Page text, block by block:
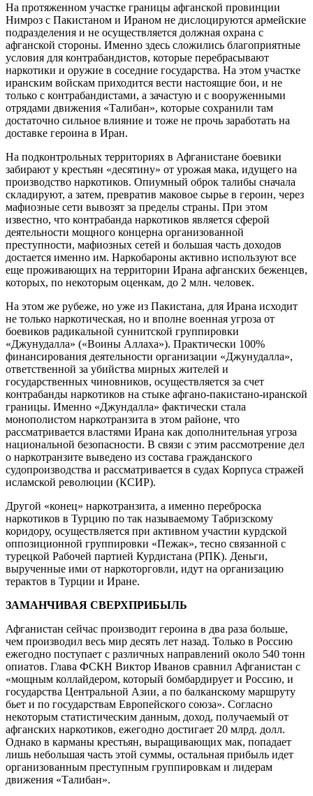
На протяженном участке границы афганской провинции
Нимроз с Пакистаном и Ираном не дислоцируются армейские
подразделения и не осуществляется должная охрана с
афганской стороны. Именно здесь сложились благоприятные
условия для контрабандистов, которые перебрасывают
наркотики и оружие в соседние государства. На этом участке
иранским войскам приходится вести настоящие бои, и не
только с контрабандистами, а зачастую и с вооруженными
отрядами движения «Талибан», которые сохранили там
достаточно сильное влияние и тоже не прочь заработать на
доставке героина в Иран.
На подконтрольных территориях в Афганистане боевики
забирают у крестьян «десятину» от урожая мака, идущего на
производство наркотиков. Опиумный оброк талибы сначала
складируют, а затем, превратив маковое сырье в героин, через
мафиозные сети вывозят за пределы страны. При этом
известно, что контрабанда наркотиков является сферой
деятельности мощного концерна организованной
преступности, мафиозных сетей и большая часть доходов
достается именно им. Наркобароны активно используют все
еще проживающих на территории Ирана афганских беженцев,
которых, по некоторым оценкам, до 2 млн. человек.
На этом же рубеже, но уже из Пакистана, для Ирана исходит
не только наркотическая, но и вполне военная угроза от
боевиков радикальной суннитской группировки
«Джунудалла» («Воины Аллаха»). Практически 100%
финансирования деятельности организации «Джунудалла»,
ответственной за убийства мирных жителей и
государственных чиновников, осуществляется за счет
контрабанды наркотиков на стыке афгано-пакистано-иранской
границы. Именно «Джундалла» фактически стала
монополистом наркотранзита в этом районе, что
рассматривается властями Ирана как дополнительная угроза
национальной безопасности. В связи с этим рассмотрение дел
о наркотранзите выведено из состава гражданского
судопроизводства и рассматривается в судах Корпуса стражей
исламской революции (КСИР).
Другой «конец» наркотранзита, а именно переброска
наркотиков в Турцию по так называемому Табризскому
коридору, осуществляется при активном участии курдской
оппозиционной группировки «Пежак», тесно связанной с
турецкой Рабочей партией Курдистана (РПК). Деньги,
вырученные ими от наркоторговли, идут на организацию
терактов в Турции и Иране.
ЗАМАНЧИВАЯ СВЕРХПРИБЫЛЬ
Афганистан сейчас производит героина в два раза больше,
чем производил весь мир десять лет назад. Только в Россию
ежегодно поступает с различных направлений около 540 тонн
опиатов. Глава ФСКН Виктор Иванов сравнил Афганистан с
«мощным коллайдером, который бомбардирует и Россию, и
государства Центральной Азии, а по балканскому маршруту
бьет и по государствам Европейского союза». Согласно
некоторым статистическим данным, доход, получаемый от
афганских наркотиков, ежегодно достигает 20 млрд. долл.
Однако в карманы крестьян, выращивающих мак, попадает
лишь небольшая часть этой суммы, остальная прибыль идет
организованным преступным группировкам и лидерам
движения «Талибан».